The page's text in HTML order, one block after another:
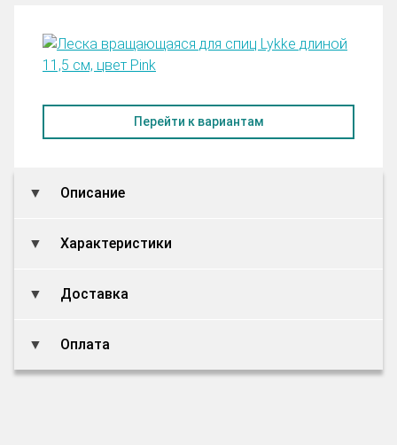
Перейти к вариантам
Описание
Характеристики
Доставка
Оплата